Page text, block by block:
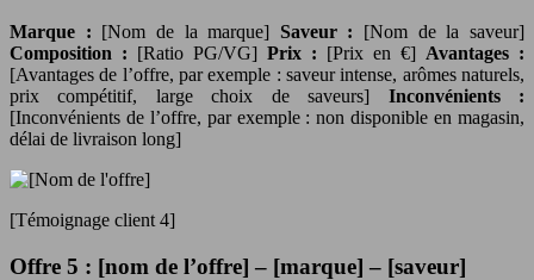
Marque : [Nom de la marque] Saveur : [Nom de la saveur]
Composition : [Ratio PG/VG] Prix : [Prix en €] Avantages :
[Avantages de l’offre, par exemple : saveur intense, arômes naturels,
prix compétitif, large choix de saveurs] Inconvénients :
[Inconvénients de l’offre, par exemple : non disponible en magasin,
délai de livraison long]
[Témoignage client 4]
Offre 5 : [nom de l’offre] – [marque] – [saveur]